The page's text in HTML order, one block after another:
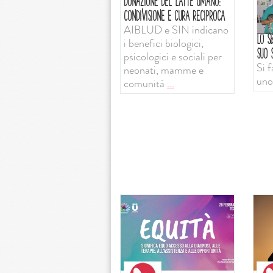
CONDIVISIONE E CURA RECIPROCA
AIBLUD e SIN indicano
i benefici biologici,
psicologici e sociali per
neonati, mamme e
comunità ...
LO
SUO
Si